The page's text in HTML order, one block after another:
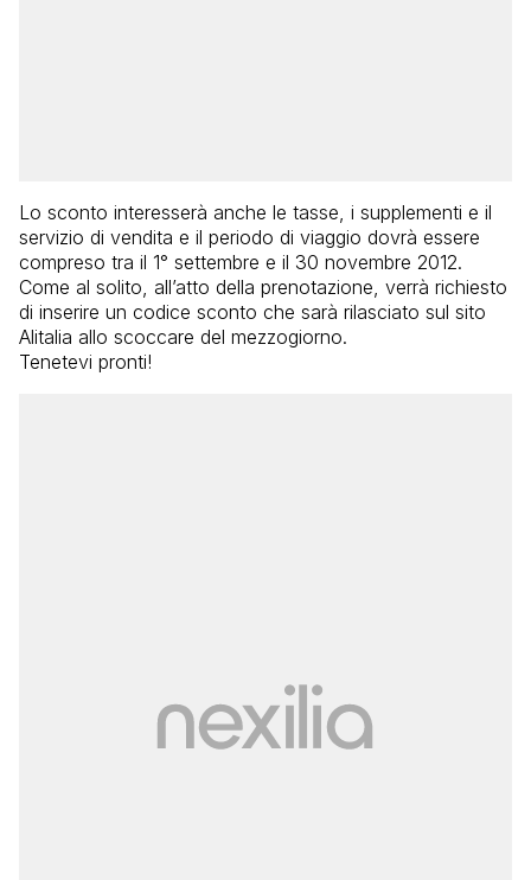
Lo sconto interesserà anche le tasse, i supplementi e il
servizio di vendita e il periodo di viaggio dovrà essere
compreso tra il 1° settembre e il 30 novembre 2012.
Come al solito, all’atto della prenotazione, verrà richiesto
di inserire un codice sconto che sarà rilasciato sul sito
Alitalia allo scoccare del mezzogiorno.
Tenetevi pronti!